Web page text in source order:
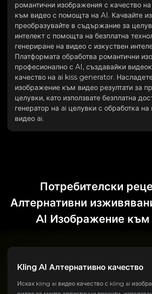
романтични изображения с качество
към видео с помощта на AI. Качвайте
преобразувайте в съдържание за
интелект с помощта на безплатна
генериране на видео с изкуствен
Платформата обработва романтични
професионално с AI, създавайки
качество на ai kiss generator.
изображение към видео резултати за
целувки, като използвате безплатна
генератор на ai целувки с обработка
видео ai.
Потребителски
Алтернативни
AI Изображение към
Kling AI Алтернативно качество
Исках kling ai видео качество с kling ai